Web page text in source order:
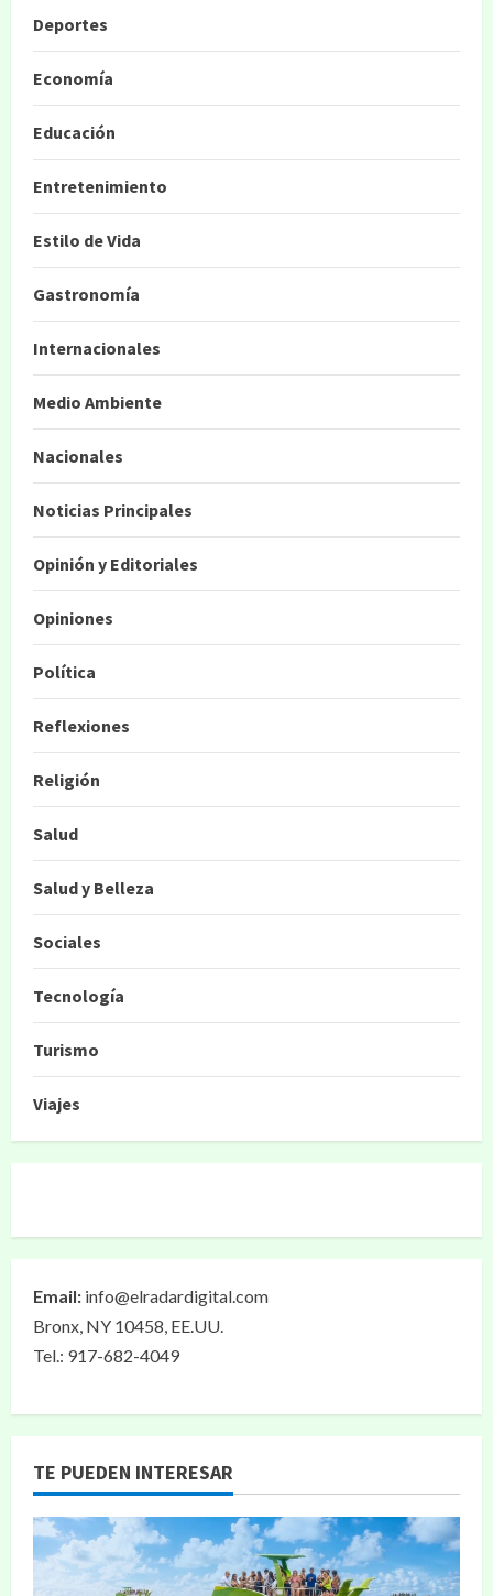
Deportes
Economía
Educación
Entretenimiento
Estilo de Vida
Gastronomía
Internacionales
Medio Ambiente
Nacionales
Noticias Principales
Opinión y Editoriales
Opiniones
Política
Reflexiones
Religión
Salud
Salud y Belleza
Sociales
Tecnología
Turismo
Viajes
Email: info@elradardigital.com
Bronx, NY 10458, EE.UU.
Tel.: 917-682-4049
TE PUEDEN INTERESAR